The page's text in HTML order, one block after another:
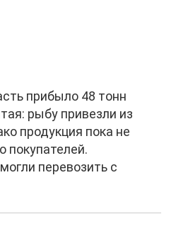
прибыло 48 тонн
рыбу привезли из
продукция пока не
покупателей.
перевозить с